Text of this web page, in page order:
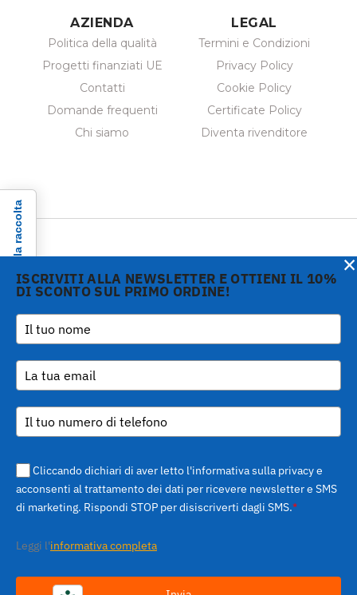
AZIENDA
Politica della qualità
Progetti finanziati UE
Contatti
Domande frequenti
Chi siamo
LEGAL
Termini e Condizioni
Privacy Policy
Cookie Policy
Certificate Policy
Diventa rivenditore
Copyright © 2026 Gi.Metal
srl - VAT no. 01888690979
Via Croce Rossa 1/C - 51037
Montale PT
Telefono :+39 0573
1943680-
UI v. 0.0.240 prod
(gde890d5 15/07/26tag
Le tue preferenze relative alla privacy
Informativa sulla raccoltaISCRIVITI ALLA NEWSLETTER E OTTIENI IL 10%
DI SCONTO SUL PRIMO ORDINE!
Cliccando dichiari di aver letto l'informativa sulla privacy e
acconsenti al trattamento dei dati per ricevere newsletter e SMS
di marketing. Rispondi STOP per disiscriverti dagli SMS.*
Leggi l'informativa completa
×